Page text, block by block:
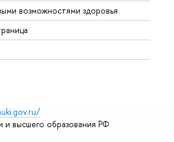
возможностями здоровья
и высшего образования РФ